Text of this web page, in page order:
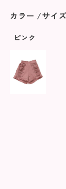
カラー サイズ
ピンク